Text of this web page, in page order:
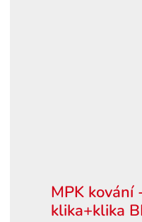
MPK kování
klika+klika